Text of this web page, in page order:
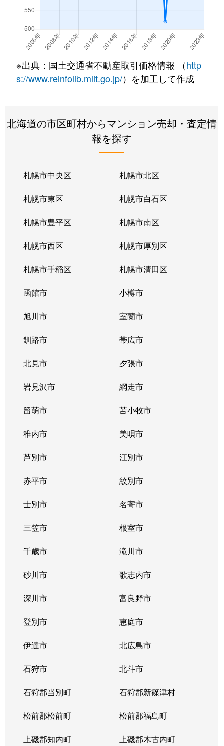
真駒内
真駒内上町
2,000万円 真駒内
徒歩16分
真駒内上町
2,100万円 真駒内
徒歩16分
真駒内本町
400万円 真駒内
徒歩45分
真駒内本町
730万円 真駒内
徒歩25分
990万円
真駒内緑町
1,300万円 真駒内
真駒内緑町
真駒内
真駒内緑町
真駒内
真駒内緑町
2,400万円 真駒内
真駒内緑町
真駒内
真駒内緑町
真駒内
真駒内南町
真駒内
真駒内南町
真駒内
真駒内南町
1,300万円 真駒内
真駒内南町
1,300万円 真駒内
真駒内南町
1,300万円 真駒内
真駒内南町
1,100万円 真駒内
真駒内南町
真駒内
南３１条西
2,400万円 澄川
南３１条西
2,600万円 澄川
南３２条西
澄川
南３２条西
澄川
南３３条西
1,600万円 澄川
南３４条西
澄川
※出典：国土交通省不動産取引価格情報 （http
s://www.reinfolib.mlit.go.jp/）を加工して作成
北海道の市区町村からマンション売却・査定情
報を探す
札幌市中央区 札幌市北区
札幌市東区 札幌市白石区
札幌市豊平区 札幌市南区
札幌市西区 札幌市厚別区
札幌市手稲区 札幌市清田区
函館市 小樽市
旭川市 室蘭市
釧路市 帯広市
北見市 夕張市
岩見沢市 網走市
留萌市 苫小牧市
稚内市 美唄市
芦別市 江別市
赤平市 紋別市
士別市 名寄市
三笠市 根室市
千歳市 滝川市
砂川市 歌志内市
深川市 富良野市
登別市 恵庭市
伊達市 北広島市
石狩市 北斗市
石狩郡当別町 石狩郡新篠津村
松前郡松前町 松前郡福島町
上磯郡知内町 上磯郡木古内町